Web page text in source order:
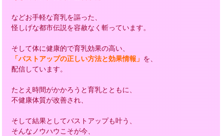
などお手軽な育乳を謳った、
怪しげな都市伝説を容赦なく斬っています。
そして体に健康的で育乳効果の高い、
「バストアップの正しい方法と効果情報」 を、
配信しています。
たとえ時間がかかろうと育乳とともに、
不健康体質が改善され、
そして結果としてバストアップも叶う、
そんなノウハウこそが今、